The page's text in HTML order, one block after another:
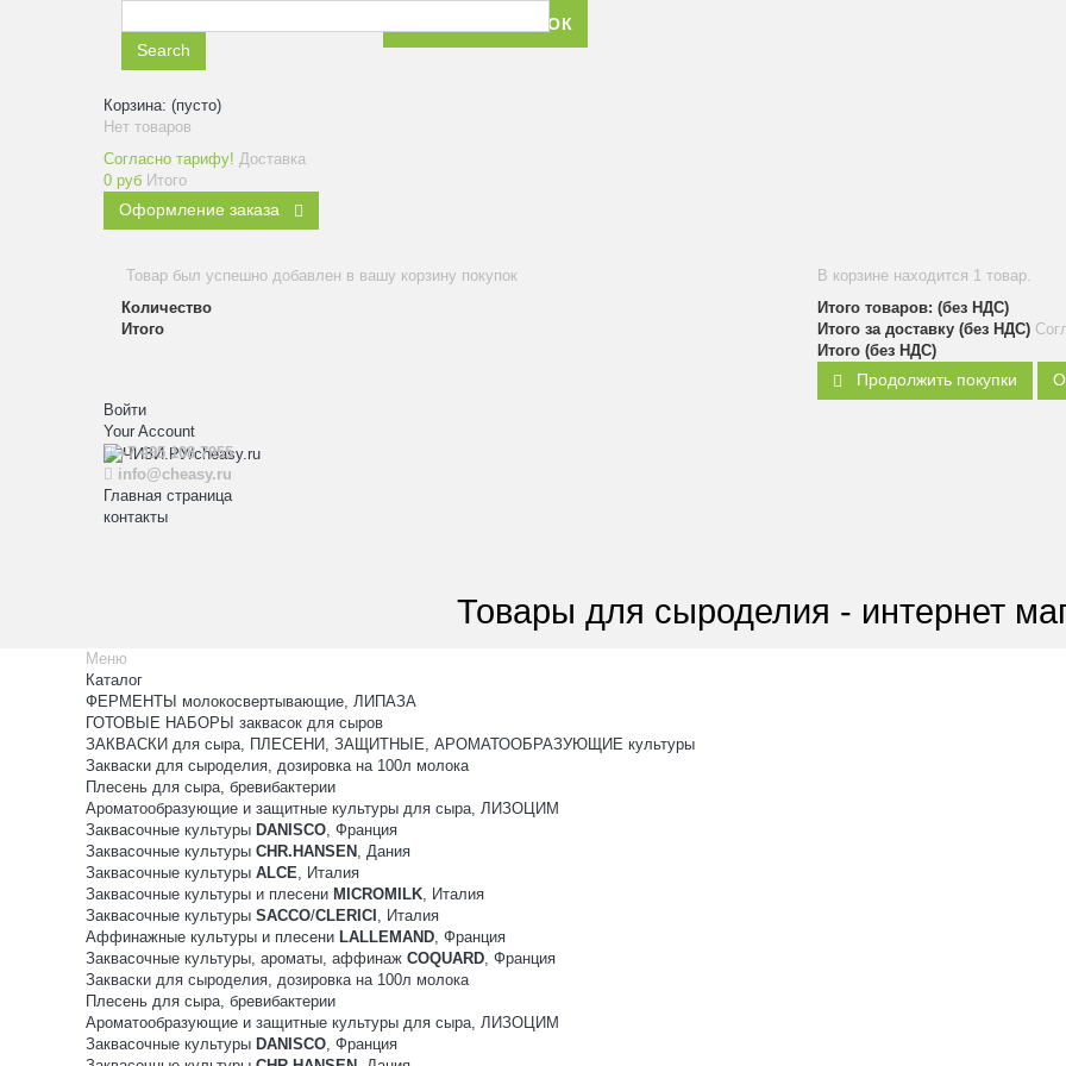
ЗАКАЗАТЬ ЗВОНОК
Search
Корзина: (пусто)
Нет товаров
Согласно тарифу! Доставка
0 руб Итого
Оформление заказа
Товар был успешно добавлен в вашу корзину покупок
Количество
Итого
В корзине находится 1 товар.
Итого товаров: (без НДС)
Итого за доставку (без НДС)
Итого (без НДС)
Продолжить покупки
Войти
Your Account
+7 495 108 7955
info@cheasy.ru
Главная страница
контакты
Товары для сыроделия - интернет
Меню
Каталог
ФЕРМЕНТЫ молокосвертывающие, ЛИПАЗА
ГОТОВЫЕ НАБОРЫ заквасок для сыров
ЗАКВАСКИ для сыра, ПЛЕСЕНИ, ЗАЩИТНЫЕ, АРОМАТООБРАЗУЮЩИЕ культуры
Закваски для сыроделия, дозировка на 100л молока
Плесень для сыра, бревибактерии
Ароматообразующие и защитные культуры для сыра, ЛИЗОЦИМ
Заквасочные культуры DANISCO, Франция
Заквасочные культуры CHR.HANSEN , Дания
Заквасочные культуры ALCE, Италия
Заквасочные культуры и плесени MICROMILK, Италия
Заквасочные культуры SACCO/CLERICI , Италия
Аффинажные культуры и плесени LALLEMAND, Франция
Заквасочные культуры, ароматы, аффинаж COQUARD, Франция
Закваски для сыроделия, дозировка на 100л молока
Плесень для сыра, бревибактерии
Ароматообразующие и защитные культуры для сыра, ЛИЗОЦИМ
Заквасочные культуры DANISCO, Франция